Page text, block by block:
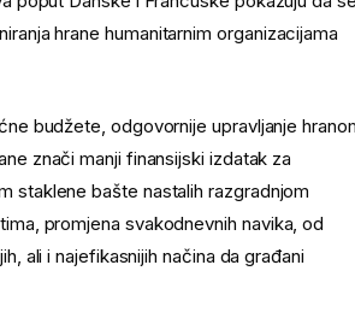
hrane humanitarnim organizacijama
budžete, odgovornije upravljanje
znači manji finansijski izdatak za
staklene bašte nastalih razgradnjom
promjena svakodnevnih navika, od
ali i najefikasnijih načina da građani